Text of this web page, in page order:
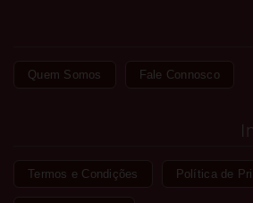
Quem Somos Fale Connosco
Termos e Condições Política de